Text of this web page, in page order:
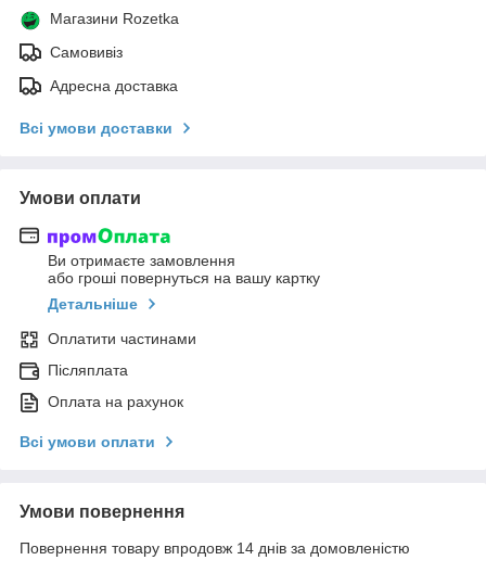
Магазини Rozetka
Самовивіз
Адресна доставка
Всі умови доставки
Умови оплати
Ви отримаєте замовлення
або гроші повернуться на вашу картку
Детальніше
Оплатити частинами
Післяплата
Оплата на рахунок
Всі умови оплати
Умови повернення
Повернення товару впродовж 14 днів за домовленістю